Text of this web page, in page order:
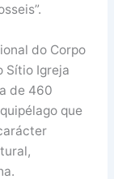
do Corpo
Sítio Igreja
de 460
que